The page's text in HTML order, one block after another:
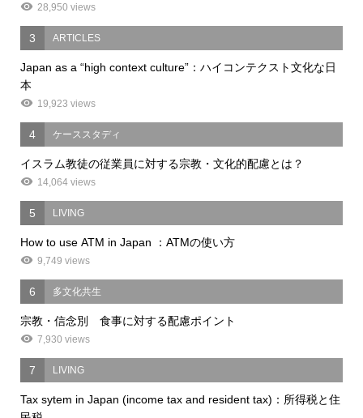
28,950 views
3 ARTICLES
Japan as a “high context culture”：ハイコンテクスト文化な日
本
19,923 views
4 ケーススタディ
イスラム教徒の従業員に対する宗教・文化的配慮とは？
14,064 views
5 LIVING
How to use ATM in Japan ：ATMの使い方
9,749 views
6 多文化共生
宗教・信念別 食事に対する配慮ポイント
7,930 views
7 LIVING
Tax sytem in Japan (income tax and resident tax)：所得税と住